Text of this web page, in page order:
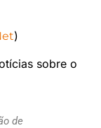
)
sobre o
de